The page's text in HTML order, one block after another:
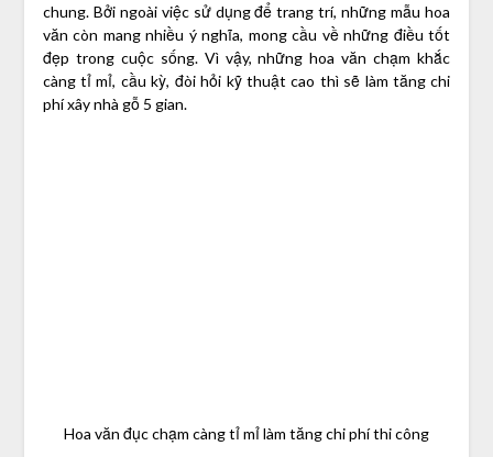
chung. Bởi ngoài việc sử dụng để trang trí, những mẫu hoa
văn còn mang nhiều ý nghĩa, mong cầu về những điều tốt
đẹp trong cuộc sống. Vì vậy, những hoa văn chạm khắc
càng tỉ mỉ, cầu kỳ, đòi hỏi kỹ thuật cao thì sẽ làm tăng chi
phí xây nhà gỗ 5 gian.
Hoa văn đục chạm càng tỉ mỉ làm tăng chi phí thi công